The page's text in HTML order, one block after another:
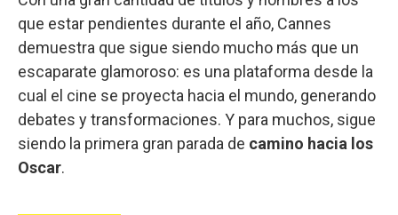
que estar pendientes durante el año, Cannes
demuestra que sigue siendo mucho más que un
escaparate glamoroso: es una plataforma desde la
cual el cine se proyecta hacia el mundo, generando
debates y transformaciones. Y para muchos, sigue
siendo la primera gran parada de camino hacia los
Oscar.